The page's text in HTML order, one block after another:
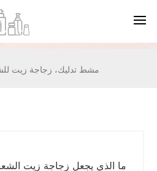
يبحث
مشط تدليك، زجاجة زيت
ما الذي يجعل زجاجة زيت